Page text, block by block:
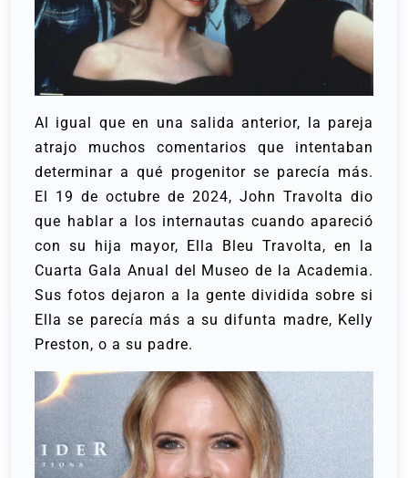
Al igual que en una salida anterior, la pareja
atrajo muchos comentarios que intentaban
determinar a qué progenitor se parecía más.
El 19 de octubre de 2024, John Travolta dio
que hablar a los internautas cuando apareció
con su hija mayor, Ella Bleu Travolta, en la
Cuarta Gala Anual del Museo de la Academia.
Sus fotos dejaron a la gente dividida sobre si
Ella se parecía más a su difunta madre, Kelly
Preston, o a su padre.